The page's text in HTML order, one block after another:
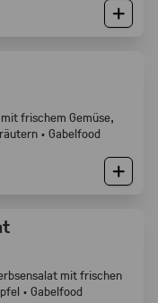
frischem Gemüse,
· Gabelfood
mit frischen
· Gabelfood